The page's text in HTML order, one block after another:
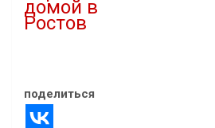
домой в
Ростов
поделиться